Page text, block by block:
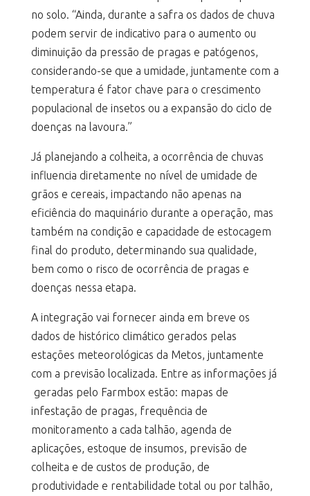
no solo. “Ainda, durante a safra os dados de chuva
podem servir de indicativo para o aumento ou
diminuição da pressão de pragas e patógenos,
considerando-se que a umidade, juntamente com a
temperatura é fator chave para o crescimento
populacional de insetos ou a expansão do ciclo de
doenças na lavoura.”
Já planejando a colheita, a ocorrência de chuvas
influencia diretamente no nível de umidade de
grãos e cereais, impactando não apenas na
eficiência do maquinário durante a operação, mas
também na condição e capacidade de estocagem
final do produto, determinando sua qualidade,
bem como o risco de ocorrência de pragas e
doenças nessa etapa.
A integração vai fornecer ainda em breve os
dados de histórico climático gerados pelas
estações meteorológicas da Metos, juntamente
com a previsão localizada. Entre as informações já
geradas pelo Farmbox estão: mapas de
infestação de pragas, frequência de
monitoramento a cada talhão, agenda de
aplicações, estoque de insumos, previsão de
colheita e de custos de produção, de
produtividade e rentabilidade total ou por talhão,